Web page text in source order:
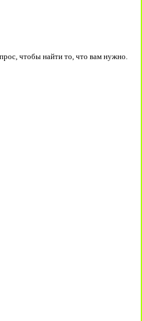
чтобы найти то, что вам нужно.